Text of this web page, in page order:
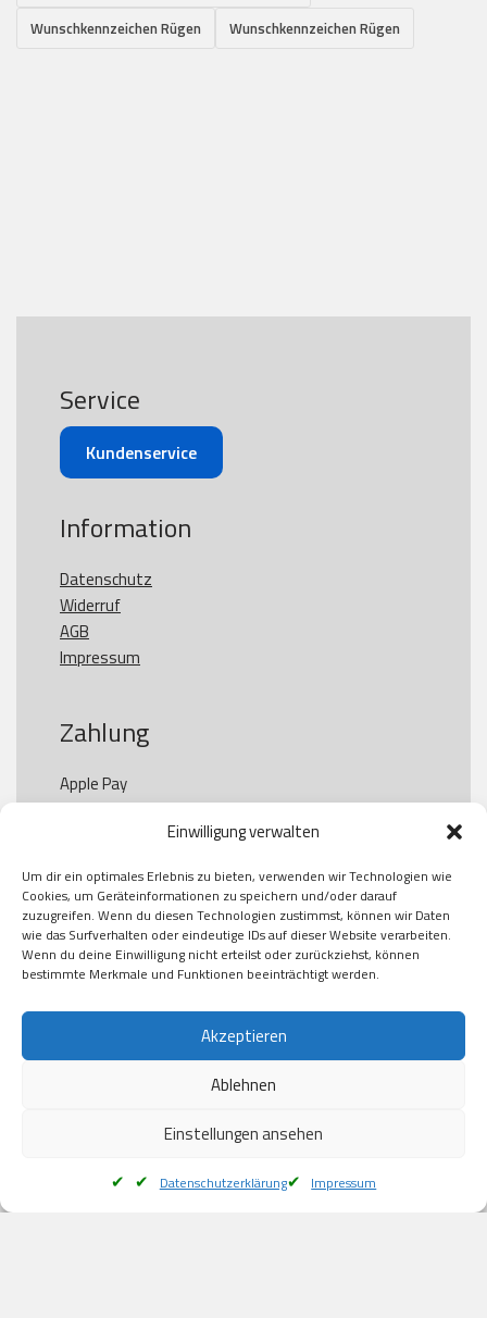
Einwilligung verwalten
Um dir ein optimales Erlebnis zu bieten, verwenden wir Technologien wie
Cookies, um Geräteinformationen zu speichern und/oder darauf
zuzugreifen. Wenn du diesen Technologien zustimmst, können wir Daten
wie das Surfverhalten oder eindeutige IDs auf dieser Website verarbeiten.
Wenn du deine Einwilligung nicht erteilst oder zurückziehst, können
bestimmte Merkmale und Funktionen beeinträchtigt werden.
Akzeptieren
Ablehnen
Einstellungen ansehen
Datenschutzerklärung Impressum
Wunschkennzeichen Rügen
Wunschkennzeichen Rügen
Service
Kundenservice
Information
Datenschutz
Widerruf
AGB
Impressum
Zahlung
Apple Pay
Paypal
Kauf auf Rechung
Klarna
American Express